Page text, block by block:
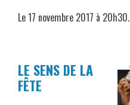
Le 17 novembre 2017 à 20h30.
LE SENS DE LA
FÊTE